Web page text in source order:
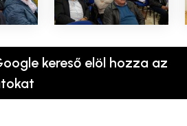
kereső elöl hozza az